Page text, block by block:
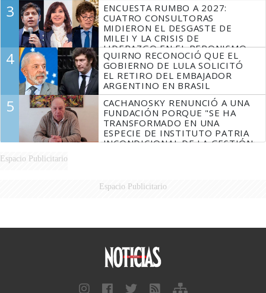
3
ENCUESTA RUMBO A 2027:
CUATRO CONSULTORAS
MIDIERON EL DESGASTE DE
MILEI Y LA CRISIS DE
LIDERAZGO EN EL PERONISMO
4
QUIRNO RECONOCIÓ QUE EL
GOBIERNO DE LULA SOLICITÓ
EL RETIRO DEL EMBAJADOR
ARGENTINO EN BRASIL
5
CACHANOSKY RENUNCIÓ A UNA
FUNDACIÓN PORQUE "SE HA
TRANSFORMADO EN UNA
ESPECIE DE INSTITUTO PATRIA
INCONDICIONAL DE LA GESTIÓN
Espacio Publicitario
Espacio Publicitario